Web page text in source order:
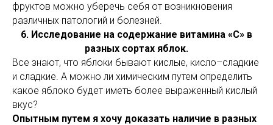
фруктов можно уберечь себя от возникновения
различных патологий и болезней.
6. Исследование на содержание витамина «С» в
разных сортах яблок.
Все знают, что яблоки бывают кислые, кисло–сладкие
и сладкие. А можно ли химическим путем определить
какое яблоко будет иметь более выраженный кислый
вкус?
Опытным путем я хочу доказать наличие в разных